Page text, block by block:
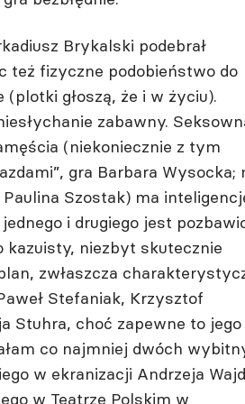
Brykalski podebrał
też fizyczne podobieństwo do
głoszą, że i w życiu).
zabawny.
(niekoniecznie z tym
gra Barbara Wysocka;
Szostak) ma
i drugiego jest
kazuisty, niezbyt skutecznie
zwłaszcza
Stefaniak, Krzysztof
Stuhra, choć zapewne to jego
co najmniej dwóch
w ekranizacji Andrzeja
w Teatrze Polskim w